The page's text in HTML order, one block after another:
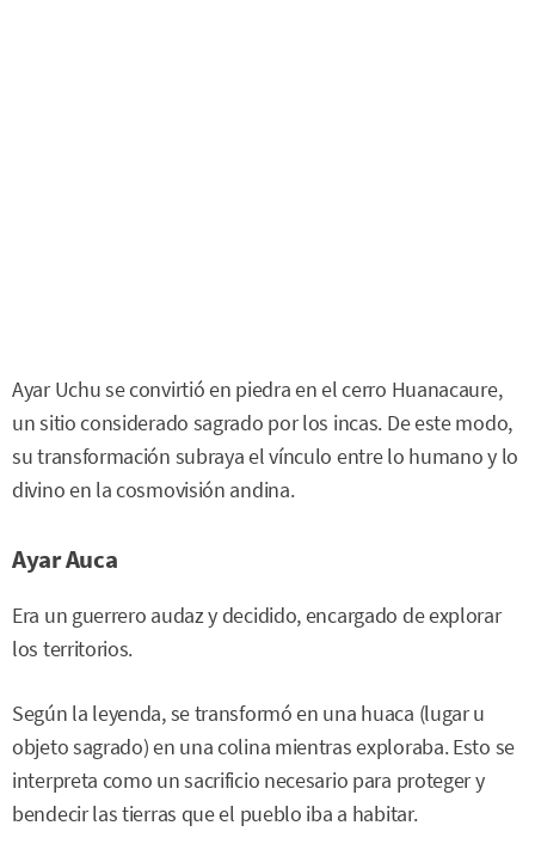
Ayar Uchu se convirtió en piedra en el cerro Huanacaure,
un sitio considerado sagrado por los incas. De este modo,
su transformación subraya el vínculo entre lo humano y lo
divino en la cosmovisión andina.
Ayar Auca
Era un guerrero audaz y decidido, encargado de explorar
los territorios.
Según la leyenda, se transformó en una huaca (lugar u
objeto sagrado) en una colina mientras exploraba. Esto se
interpreta como un sacrificio necesario para proteger y
bendecir las tierras que el pueblo iba a habitar.